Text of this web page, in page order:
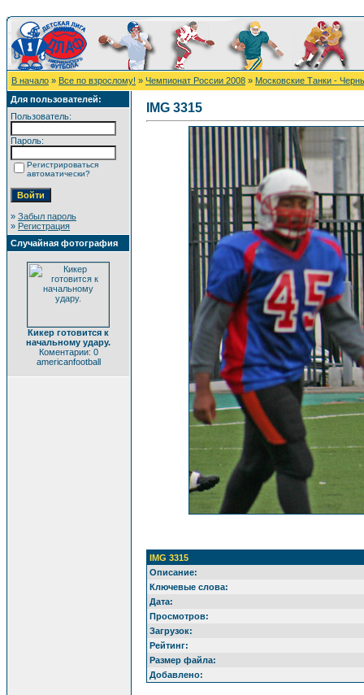
В начало » Все по взрослому! » Чемпионат России 2008 » Московские Танки -
Для пользователей:
Пользователь:
Пароль:
Регистрироваться
автоматически?
» Забыл пароль
» Регистрация
Случайная фотография
Кикер готовится к
начальному удару.
Коментарии: 0
americanfootball
IMG 3315
IMG 3315
Описание:
Ключевые слова:
Дата:
Просмотров:
Загрузок:
Рейтинг:
Размер файла:
Добавлено: